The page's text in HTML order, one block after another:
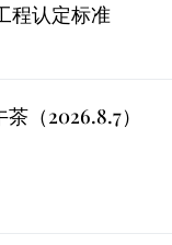
程认定标准
（2026.8.7）